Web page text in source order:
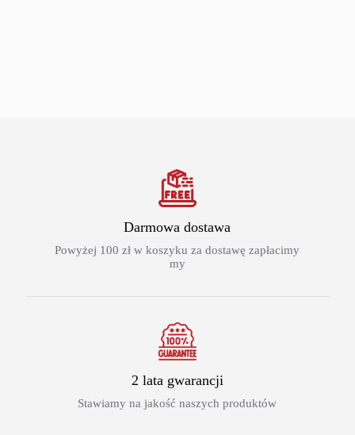
Darmowa dostawa
Powyżej 100 zł w koszyku za dostawę zapłacimy
my
2 lata gwarancji
Stawiamy na jakość naszych produktów